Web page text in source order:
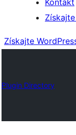
Kontakt
Získajte
Plugin Directory